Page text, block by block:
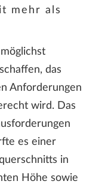
mehr als
das
Anforderungen
wird. Das
es einer
in
Höhe sowie